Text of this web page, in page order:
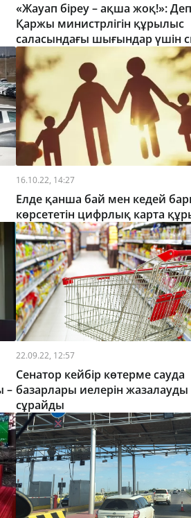
«Жауап біреу – ақша жоқ!»:
Қаржы министрлігін құрылыс
саласындағы шығындар үшін
алды
16.10.22, 14:27
Елде қанша бай мен кедей
көрсететін цифрлық карта
–
22.09.22, 12:57
Сенатор кейбір көтерме сауда
базарлары иелерін жазалауды
сұрайды